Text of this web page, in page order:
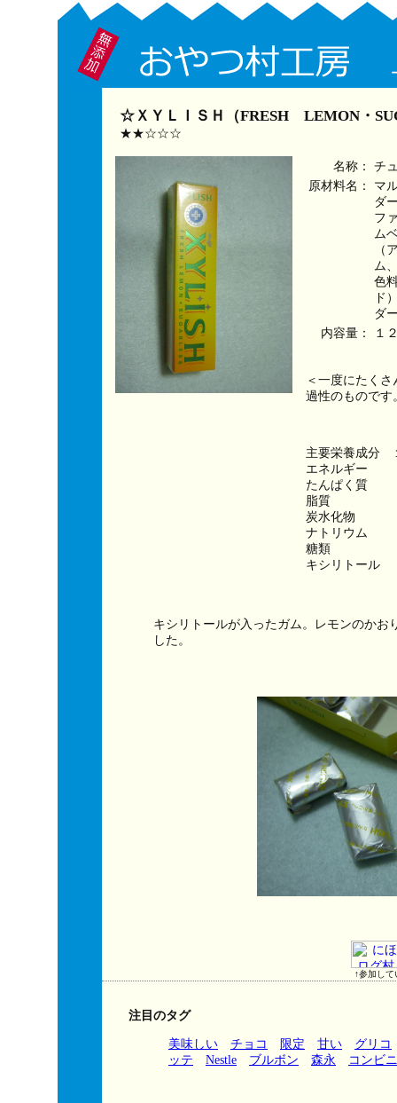
☆ＸＹＬＩＳＨ（FRESH LEMON・
★★☆☆☆
名称：
チ
原材料名：
マ
ダ
フ
ム
（
ム
色
ド
ダ
内容量：
１
＜一度にたく
過性のものです
主要栄養成分
エネルギー　
たんぱく質　　
脂質　　　　
炭水化物　　　
ナトリウム　　
糖類　　　　　
キシリトール　
キシリトールが入ったガム。レモンのかお
した。
↑参加して
注目のタグ
美味しい チョコ 限定 甘い
グリコ
ッテ
Nestle ブルボン 森永 コンビニ